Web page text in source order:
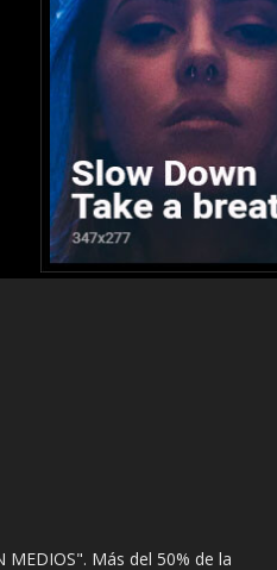
Más del 50% de la